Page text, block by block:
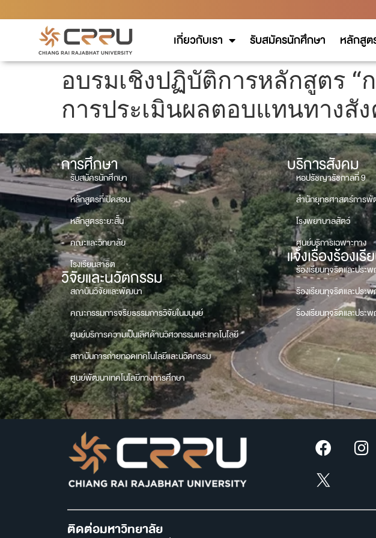
เกี่ยวกับเรา รับสมัครนักศึกษา หลักสูต
อบรมเชิงปฏิบัติการหลักสูตร “
การประเมินผลตอบแทนทางสั
การศึกษา
รับสมัครนักศึกษา
หลักสูตรที่เปิดสอน
หลักสูตรระยะสั้น
คณะและวิทยาลัย
โรงเรียนสาธิต
วิจัยและนวัตกรรม
สถาบันวิจัยและพัฒนา
คณะกรรมการจริยธรรมการวิจัยในมนุษย์
ศูนย์บริการความเป็นเลิศด้านวิศวกรรมและเทคโนโลยี
สถาบันการถ่ายทอดเทคโนโลยีและนวัตกรรม
ศูนย์พัฒนาเทคโนโลยีทางการศึกษา
บริการสังคม
หอปรัชญารัชกาลที่ 9
สำนักยุทธศาสตร์การพั
โรงพยาบาลสัตว์
ศูนย์บริการเฉพาะทาง
แจ้งเรื่องร้องเ
ร้องเรียนทุจริตและประ
ร้องเรียนทุจริตและประ
ร้องเรียนทุจริตและประ
ติดต่อมหาวิทยาลัย